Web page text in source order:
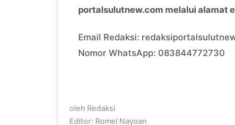
portalsulutnew.com melalui alamat
Email Redaksi:
Nomor WhatsApp: 083844772730
oleh Redaksi
Editor: Romel Nayoan